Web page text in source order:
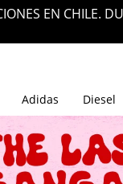
Adidas Diesel